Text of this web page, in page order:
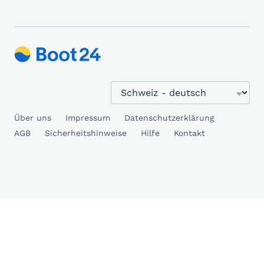
Über uns Impressum
Datenschutzerklärung
AGB
Sicherheitshinweise Hilfe Kontakt